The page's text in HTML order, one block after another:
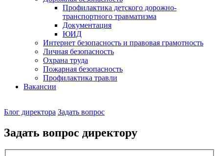
Профилактика детского дорожно-
транспортного травматизма
Документация
ЮИД
Интернет безопасность и правовая грамотность
Личная безопасность
Охрана труда
Пожарная безопасность
Профилактика травли
Вакансии
директор
Блог директора Задать вопрос
Задать вопрос директору